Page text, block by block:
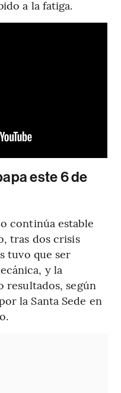
a la fatiga.
este 6 de
continúa estable
tras dos crisis
tuvo que ser
y la
resultados, según
la Santa Sede en